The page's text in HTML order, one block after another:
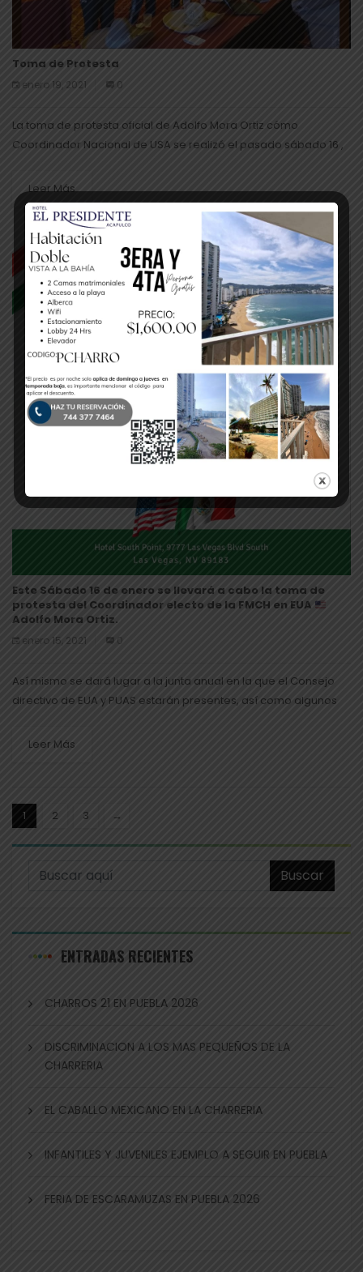
Toma de Protesta
enero 19, 2021 0
La toma de protesta oficial de Adolfo Mora Ortiz cómo
Coordinador Nacional de USA se realizó el pasado sábado 16 ,
Leer Más
Este Sábado 16 de enero se llevará a cabo la toma de
protesta del Coordinador electo de la FMCH en EUA
Adolfo Mora Ortiz.
enero 15, 2021 0
Así mismo se dará lugar a la junta anual en la que el Consejo
directivo de EUA y PUAS estarán presentes, así como algunos
Leer Más
1 2 3 →
Buscar
ENTRADAS RECIENTES
CHARROS 21 EN PUEBLA 2026
DISCRIMINACION A LOS MAS PEQUEÑOS DE LA
CHARRERIA
EL CABALLO MEXICANO EN LA CHARRERIA
INFANTILES Y JUVENILES EJEMPLO A SEGUIR EN PUEBLA
FERIA DE ESCARAMUZAS EN PUEBLA 2026